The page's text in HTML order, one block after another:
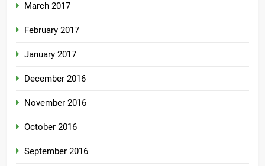
March 2017
February 2017
January 2017
December 2016
November 2016
October 2016
September 2016